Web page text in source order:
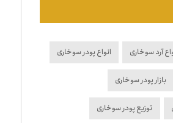
آرد سوخاری انواع پودر سوخاری
بازار پودر سوخاری
توزیع پودر سوخاری